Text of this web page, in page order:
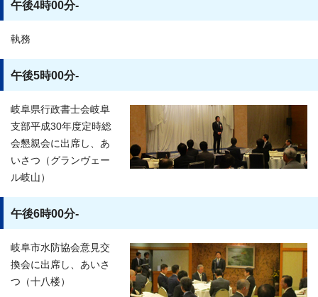
午後4時00分-
執務
午後5時00分-
岐阜県行政書士会岐阜
支部平成30年度定時総
会懇親会に出席し、あ
いさつ（グランヴェー
ル岐山）
午後6時00分-
岐阜市水防協会意見交
換会に出席し、あいさ
つ（十八楼）